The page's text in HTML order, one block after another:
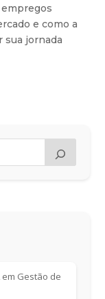
e como a
sua jornada
em Gestão de